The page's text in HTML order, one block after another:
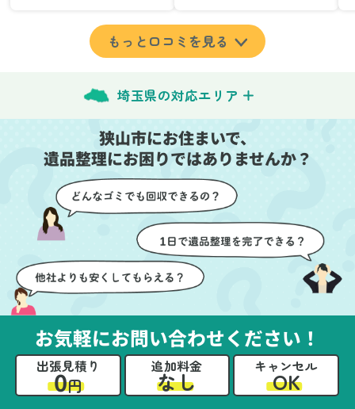
が集めた物や古い家具が
多く、自分たちだけでは
どうにもならない状態で
んが手際よく片付けてく
れたので、部屋が驚くほ
どスッキリしました。自
分では手が回らなかった
場所も含め、プロの力を
実感しました。
特に、物が散乱していた
部屋の整理や、細かなア
イテムの仕分けを迅速か
つ丁寧に対応していただ
けたのがありがたかった
です。家族それぞれが必
要なものを確認しながら
進めることができ、安心
できました。さらに、作
業終了後には部屋全体を
清掃していただき、まる
で新しい家のような清潔
とができました。特に、
古い家具や壊れた家電な
ど、処分が難しいものが
よく対応していただき驚
きました。
当日は2名のスタッフが来
てくださり、作業の流れ
や注意点をしっかり説明
していただけたので、こ
ちらも安心感を持って作
業を見守ることができま
した。運び出しの際も、
壁や床を傷つけないよう
に細心の注意を払ってい
ただき、家全体がスムー
ズに片付いていくのがと
業が終わった後には、こ
ちらからお願いしなくて
も部屋を簡単に清掃して
いただけたのも好印象で
した。
もっと口コミを見る
埼玉県の対応エリア
狭山市にお住まいで、
遺品整理にお困りではありませんか？
お気軽にお問い合わせください！
出張見積り
0円
追加料金
なし
キャンセル
OK